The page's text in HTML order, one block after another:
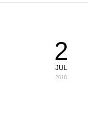
2
JUL
2018